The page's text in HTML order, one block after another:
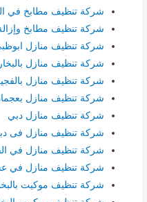
شركة تنظيف مطابخ في
شركة تنظيف مطابخ
شركة تنظيف منازل
شركة تنظيف منازل
شركة تنظيف منازل
شركة تنظيف منازل
شركة تنظيف منازل دبي
شركة تنظيف منازل فى
شركة تنظيف منازل في
شركة تنظيف منازل في
شركة تنظيف موكيت